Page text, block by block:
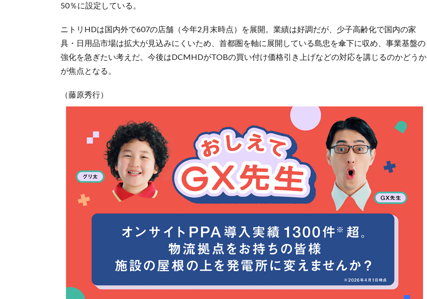
50％に設定している。
ニトリHDは国内外で607の店舗（今年2月末時点）を展開。業績は好調だが、少子高齢化で国内の家
具・日用品市場は拡大が見込みにくいため、首都圏を軸に展開している島忠を傘下に収め、事業基盤の
強化を急ぎたい考えだ。今後はDCMHDがTOBの買い付け価格引き上げなどの対応を講じるのかどうか
が焦点となる。
（藤原秀行）